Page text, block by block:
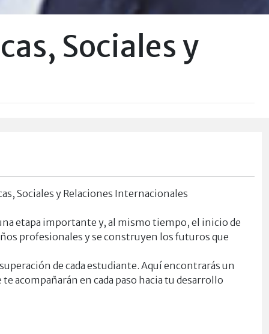
Sociales y
Sociales y Relaciones Internacionales
etapa importante y, al mismo tiempo, el inicio de
profesionales y se construyen los futuros que
de cada estudiante. Aquí encontrarás un
acompañarán en cada paso hacia tu desarrollo